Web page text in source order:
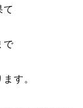
て
で
す。